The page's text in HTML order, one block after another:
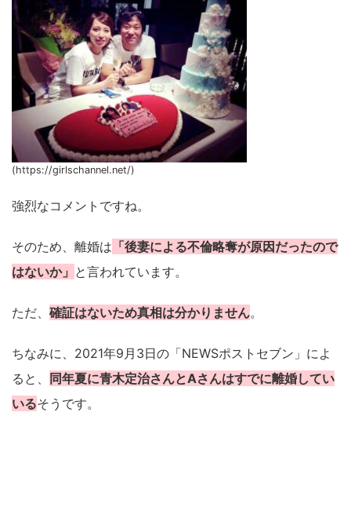
(https://girlschannel.net/)
強烈なコメントですね。
そのため、離婚は 「後妻による不倫略奪が原因だったので
はないか」 と言われています。
ただ、 確証はないため真相は分かりません。
ちなみに、2021年9月3日の「NEWSポストセブン」によ
ると、
同年夏に青木定治さんとAさんはすでに離婚してい
いるそうです。